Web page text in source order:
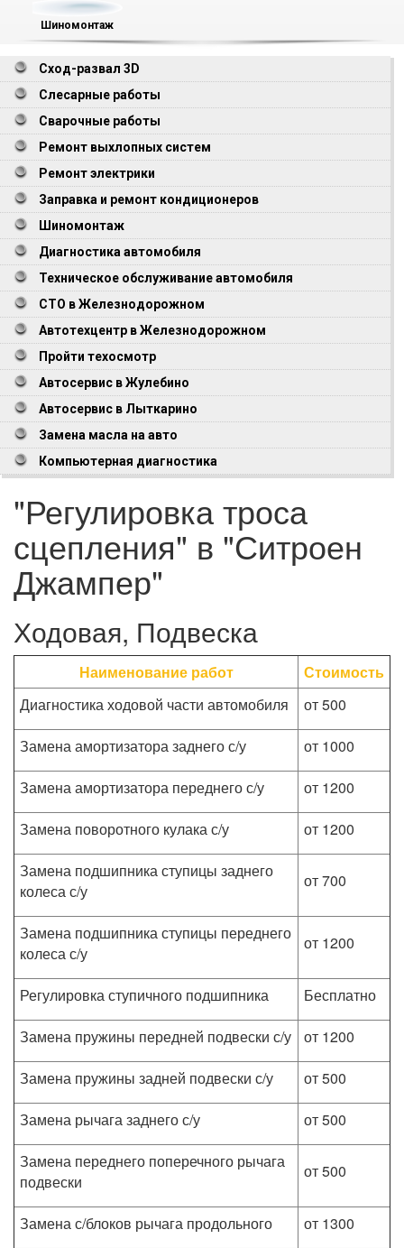
Шиномонтаж
Сход-развал 3D
Слесарные работы
Сварочные работы
Ремонт выхлопных систем
Ремонт электрики
Заправка и ремонт кондиционеров
Шиномонтаж
Диагностика автомобиля
Техническое обслуживание автомобиля
СТО в Железнодорожном
Автотехцентр в Железнодорожном
Пройти техосмотр
Автосервис в Жулебино
Автосервис в Лыткарино
Замена масла на авто
Компьютерная диагностика
"Регулировка троса
сцепления" в "Ситроен
Джампер"
Ходовая, Подвеска
Наименование работ
Стоимость
Диагностика ходовой части автомобиля
от 500
Замена амортизатора заднего с/у
от 1000
Замена амортизатора переднего с/у
от 1200
Замена поворотного кулака с/у
от 1200
Замена подшипника ступицы заднего
колеса с/у
от 700
Замена подшипника ступицы переднего
колеса с/у
от 1200
Регулировка ступичного подшипника
Бесплатно
Замена пружины передней подвески с/у
от 1200
Замена пружины задней подвески с/у
от 500
Замена рычага заднего с/у
от 500
Замена переднего поперечного рычага
подвески
от 500
Замена с/блоков рычага продольного
от 1300